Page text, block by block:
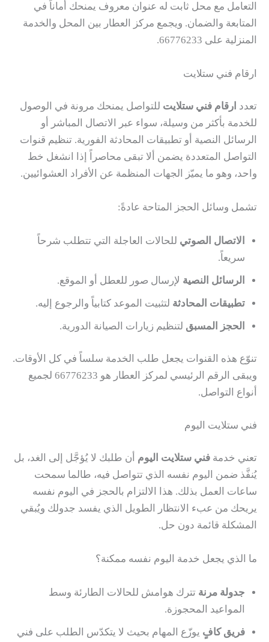
التعامل مع محل ثابت له عنوان معروف يمنحك أماناً في
المتابعة والضمان. ويجمع مركز العطار بين المحل والخدمة
المنزلية على 66776233.
ارقام فني ستلايت
تعدد ارقام فني ستلايت للتواصل يمنحك مرونة في الوصول
للخدمة بأكثر من وسيلة، سواء عبر الاتصال المباشر أو
الرسائل النصية أو تطبيقات المحادثة الفورية. تنظيم قنوات
التواصل المتعددة يضمن ألا تبقى محاصراً إذا انشغل خط
واحد، وهو ما يميّز الجهات المنظمة عن الأفراد العشوائيين.
تشمل وسائل الحجز المتاحة عادةً:
الاتصال الصوتي للحالات العاجلة التي تتطلب شرحاً
سريعاً.
الرسائل النصية لإرسال صور للعطل أو الموقع.
تطبيقات المحادثة لتثبيت الموعد كتابياً والرجوع إليه.
الحجز المسبق لتنظيم زيارات الصيانة الدورية.
تنوّع هذه القنوات يجعل طلب الخدمة سلساً في كل الأوقات.
ويبقى الرقم الرئيسي لمركز العطار هو 66776233 لجميع
أنواع التواصل.
فني ستلايت اليوم
تعني خدمة فني ستلايت اليوم أن طلبك لا يُؤجَّل إلى الغد، بل
يُنفَّذ ضمن اليوم نفسه الذي تتواصل فيه، طالما سمحت
ساعات العمل بذلك. هذا الالتزام بالحجز في اليوم نفسه
يريحك من عبء الانتظار الطويل الذي يفسد جدولك ويُبقي
المشكلة قائمة دون حل.
ما الذي يجعل خدمة اليوم نفسه ممكنة؟
جدولة مرنة تترك هوامش للحالات الطارئة وسط
المواعيد المحجوزة.
فريق كافٍ يوزّع المهام بحيث لا يتكدّس الطلب على فني